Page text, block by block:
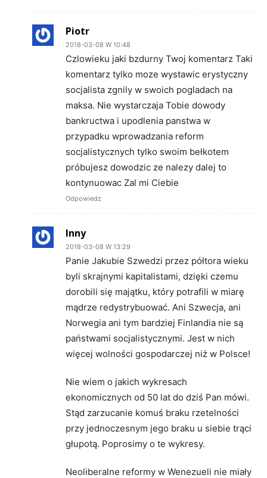
Piotr
2018-03-08 W 10:48
Czlowieku jaki bzdurny Twoj komentarz Taki
komentarz tylko moze wystawic erystyczny
socjalista zgnily w swoich pogladach na
maksa. Nie wystarczaja Tobie dowody
bankructwa i upodlenia panstwa w
przypadku wprowadzania reform
socjalistycznych tylko swoim bełkotem
próbujesz dowodzic ze nalezy dalej to
kontynuowac Zal mi Ciebie
Odpowiedz
Inny
2018-03-08 W 13:29
Panie Jakubie Szwedzi przez półtora wieku
byli skrajnymi kapitalistami, dzięki czemu
dorobili się majątku, który potrafili w miarę
mądrze redystrybuować. Ani Szwecja, ani
Norwegia ani tym bardziej Finlandia nie są
państwami socjalistycznymi. Jest w nich
więcej wolności gospodarczej niż w Polsce!
Nie wiem o jakich wykresach
ekonomicznych od 50 lat do dziś Pan mówi.
Stąd zarzucanie komuś braku rzetelności
przy jednoczesnym jego braku u siebie trąci
głupotą. Poprosimy o te wykresy.
Neoliberalne reformy w Wenezueli nie miały